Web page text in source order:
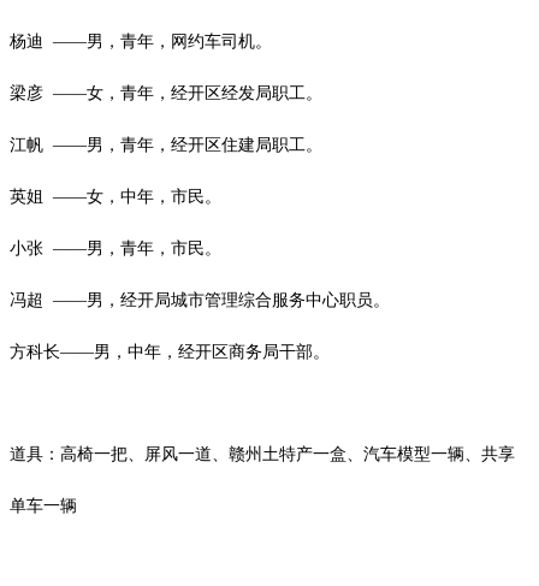
杨迪 ——男，青年，网约车司机。
梁彦 ——女，青年，经开区经发局职工。
江帆 ——男，青年，经开区住建局职工。
英姐 ——女，中年，市民。
小张 ——男，青年，市民。
冯超 ——男，经开局城市管理综合服务中心职员。
方科长——男，中年，经开区商务局干部。
道具：高椅一把、屏风一道、赣州土特产一盒、汽车模型一辆、共享
单车一辆